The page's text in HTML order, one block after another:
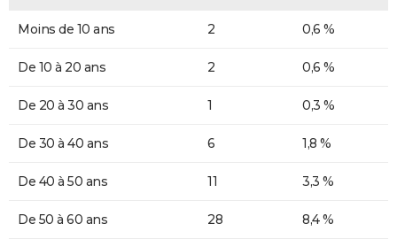
Moins de 10 ans 2 0,6 %
De 10 à 20 ans 2 0,6 %
De 20 à 30 ans 1 0,3 %
De 30 à 40 ans 6 1,8 %
De 40 à 50 ans 11 3,3 %
De 50 à 60 ans 28 8,4 %